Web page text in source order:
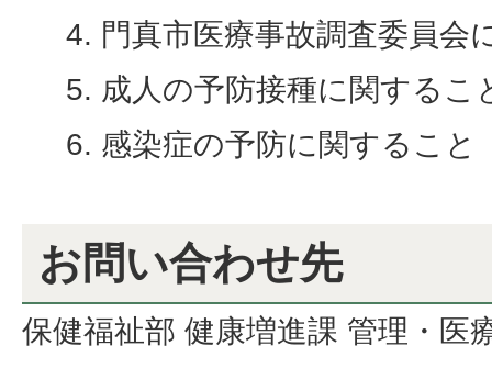
門真市医療事故調査委員会
成人の予防接種に関するこ
感染症の予防に関すること
お問い合わせ先
保健福祉部 健康増進課 管理・医